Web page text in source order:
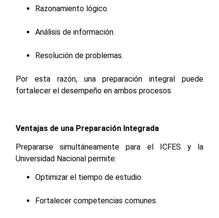
Razonamiento lógico.
Análisis de información.
Resolución de problemas.
Por esta razón, una preparación integral puede
fortalecer el desempeño en ambos procesos.
Ventajas de una Preparación Integrada
Prepararse simultáneamente para el ICFES y la
Universidad Nacional permite:
Optimizar el tiempo de estudio.
Fortalecer competencias comunes.